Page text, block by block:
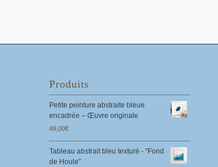
Produits
Petite peinture abstraite bleue
encadrée – Œuvre originale
49,00€
Tableau abstrait bleu texturé - "Fond
de Houle"